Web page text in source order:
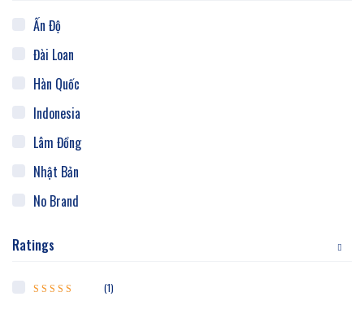
Ấn Độ
Đài Loan
Hàn Quốc
Indonesia
Lâm Đồng
Nhật Bản
No Brand
Trung Hoa
Việt Nam
Ratings
(1)